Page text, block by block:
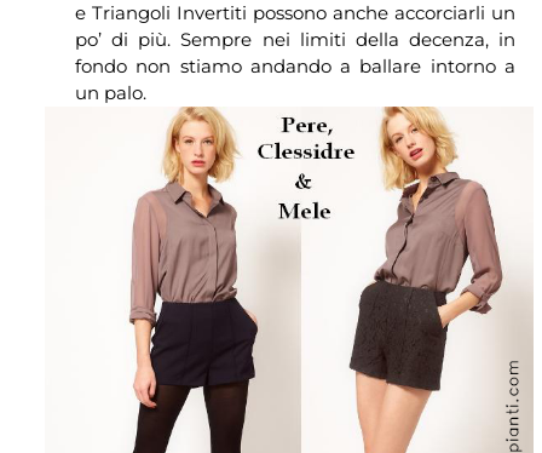
e Triangoli Invertiti possono anche accorciarli un
po’ di più. Sempre nei limiti della decenza, in
fondo non stiamo andando a ballare intorno a
un palo.